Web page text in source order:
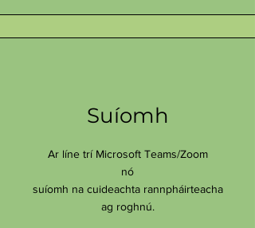
Suíomh
Ar líne trí Microsoft Teams/Zoom
nó
suíomh na cuideachta rannpháirteacha
ag roghnú.